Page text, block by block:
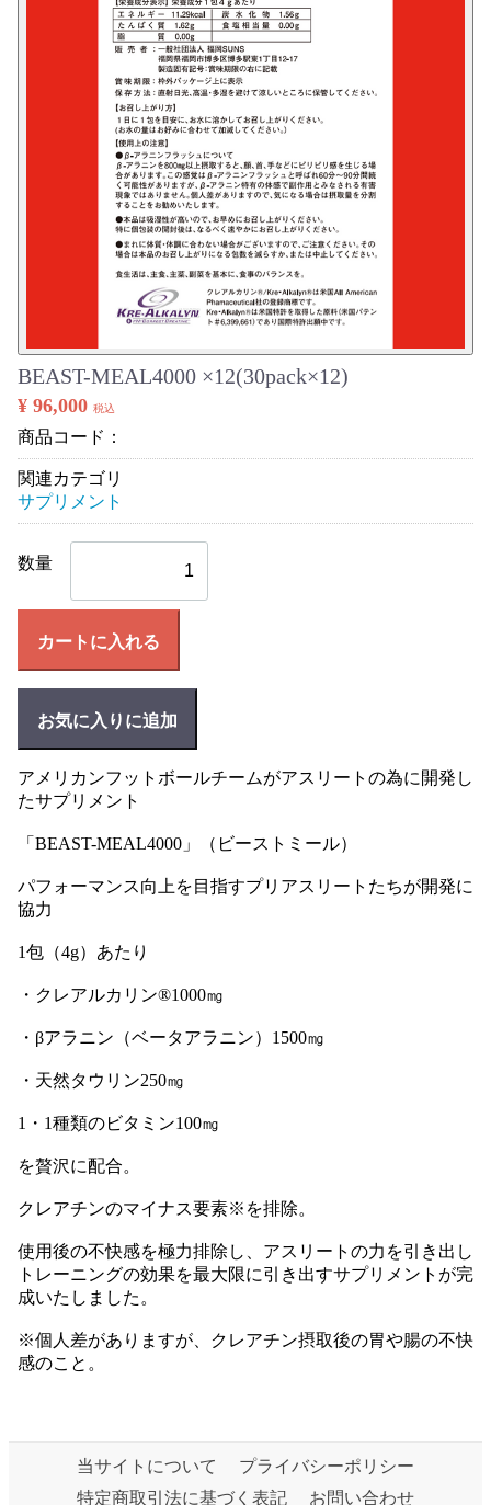
BEAST-MEAL4000 ×12(30pack×12)
¥ 96,000 税込
商品コード：
関連カテゴリ
サプリメント
数量
カートに入れる
お気に入りに追加
アメリカンフットボールチームがアスリートの為に開発し
たサプリメント
「BEAST-MEAL4000」（ビーストミール）
パフォーマンス向上を目指すプリアスリートたちが開発に
協力
1包（4g）あたり
・クレアルカリン®1000㎎
・βアラニン（ベータアラニン）1500㎎
・天然タウリン250㎎
1・1種類のビタミン100㎎
を贅沢に配合。
クレアチンのマイナス要素※を排除。
使用後の不快感を極力排除し、アスリートの力を引き出し
トレーニングの効果を最大限に引き出すサプリメントが完
成いたしました。
※個人差がありますが、クレアチン摂取後の胃や腸の不快
感のこと。
当サイトについて
プライバシーポリシー
特定商取引法に基づく表記
お問い合わせ